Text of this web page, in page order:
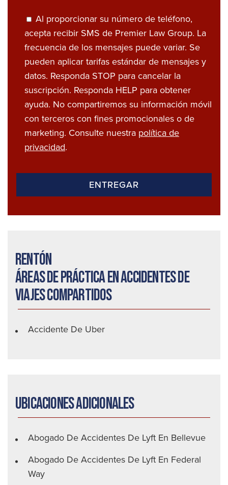
Al proporcionar su número de teléfono,
acepta recibir SMS de Premier Law Group. La
frecuencia de los mensajes puede variar. Se
pueden aplicar tarifas estándar de mensajes y
datos. Responda STOP para cancelar la
suscripción. Responda HELP para obtener
ayuda. No compartiremos su información móvil
con terceros con fines promocionales o de
marketing. Consulte nuestra política de
privacidad.
Rentón
Áreas de práctica en accidentes de
viajes compartidos
Accidente De Uber
Ubicaciones adicionales
Abogado De Accidentes De Lyft En Bellevue
Abogado De Accidentes De Lyft En Federal
Way